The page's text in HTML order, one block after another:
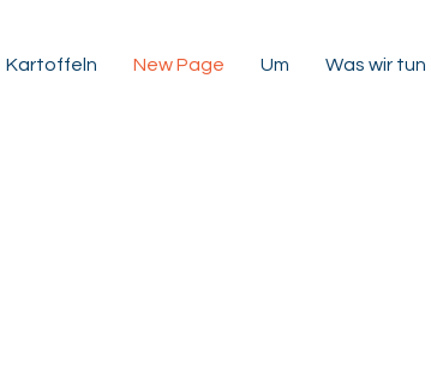
Kartoffeln New Page Um Was wir tun